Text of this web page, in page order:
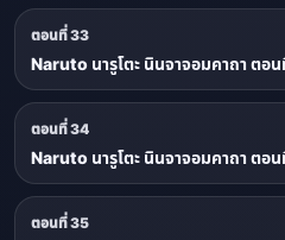
ตอนที่ 33
Naruto นารูโตะ นินจาจอมคาถา ตอ
ตอนที่ 34
Naruto นารูโตะ นินจาจอมคาถา ตอ
ตอนที่ 35